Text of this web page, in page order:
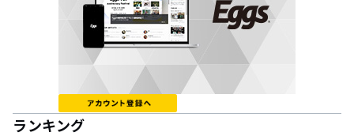
ランキング